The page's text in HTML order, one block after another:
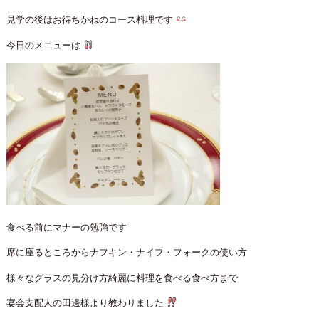
見学の後はお待ちかねのコース料理です
今日のメニューは
食べる前にマナーの勉強です
席に座るところからナフキン・ナイフ・フォークの使い方
様々なグラスの見分け方綺麗に料理を食べる食べ方まで
宴会支配人の田邊様より教わりました